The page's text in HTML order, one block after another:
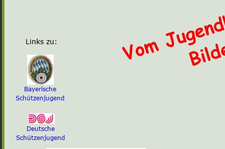
Deutsche
Schützenjugend
Bayerische
Schützenjugend
Links zu: